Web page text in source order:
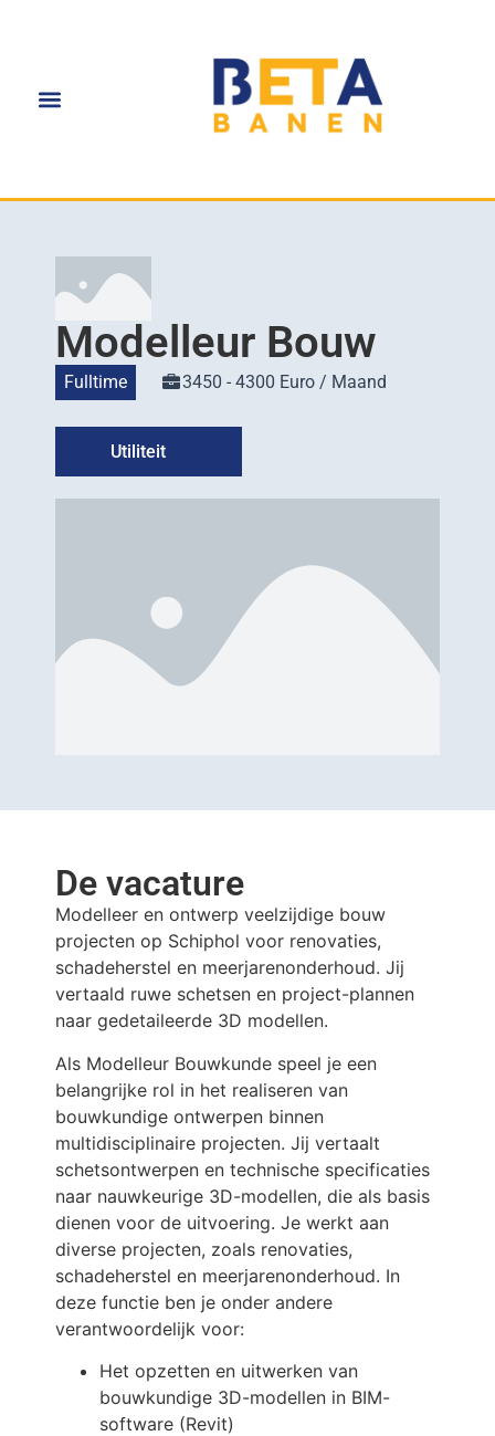
Modelleur Bouw
Fulltime 3450 - 4300 Euro / Maand
Utiliteit
De vacature
Modelleer en ontwerp veelzijdige bouw
projecten op Schiphol voor renovaties,
schadeherstel en meerjarenonderhoud. Jij
vertaald ruwe schetsen en project-plannen
naar gedetaileerde 3D modellen.
Als Modelleur Bouwkunde speel je een
belangrijke rol in het realiseren van
bouwkundige ontwerpen binnen
multidisciplinaire projecten. Jij vertaalt
schetsontwerpen en technische specificaties
naar nauwkeurige 3D-modellen, die als basis
dienen voor de uitvoering. Je werkt aan
diverse projecten, zoals renovaties,
schadeherstel en meerjarenonderhoud. In
deze functie ben je onder andere
verantwoordelijk voor:
Het opzetten en uitwerken van
bouwkundige 3D-modellen in BIM-
software (Revit)